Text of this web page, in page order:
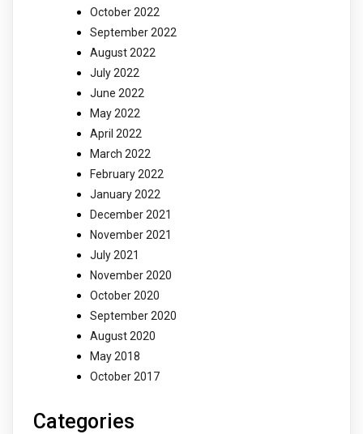
October 2022
September 2022
August 2022
July 2022
June 2022
May 2022
April 2022
March 2022
February 2022
January 2022
December 2021
November 2021
July 2021
November 2020
October 2020
September 2020
August 2020
May 2018
October 2017
Categories